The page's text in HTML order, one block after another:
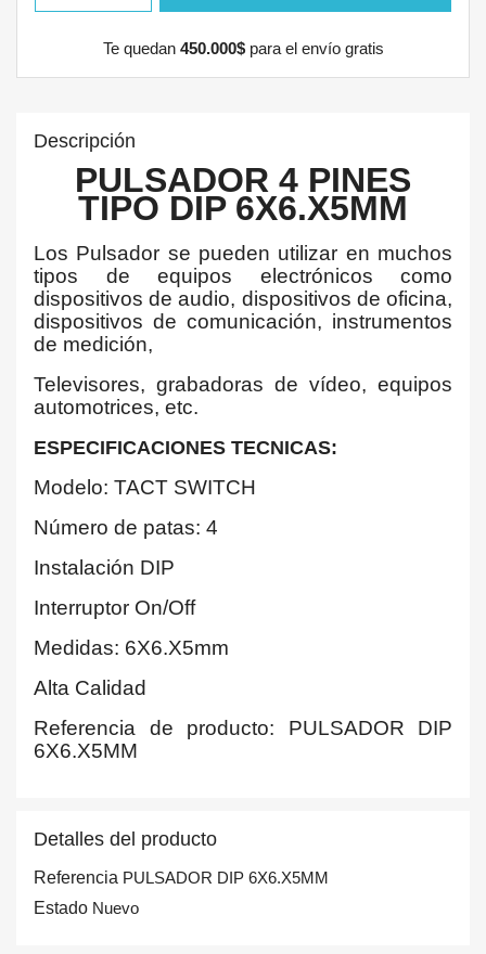
Te quedan 450.000$para el envío gratis
Descripción
PULSADOR 4 PINES
TIPO DIP 6X6.X5MM
Los Pulsador se pueden utilizar en muchos
tipos de equipos electrónicos como
dispositivos de audio, dispositivos de oficina,
dispositivos de comunicación, instrumentos
de medición,
Televisores, grabadoras de vídeo, equipos
automotrices, etc.
ESPECIFICACIONES TECNICAS:
Modelo: TACT SWITCH
Número de patas: 4
Instalación DIP
Interruptor On/Off
Medidas: 6X6.X5mm
Alta Calidad
Referencia de producto: PULSADOR DIP
6X6.X5MM
Detalles del producto
Referencia PULSADOR DIP 6X6.X5MM
Estado Nuevo